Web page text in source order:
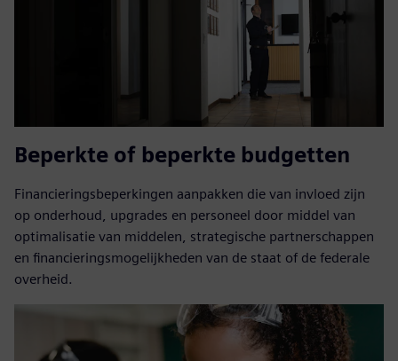
Beperkte of beperkte budgetten
Financieringsbeperkingen aanpakken die van invloed zijn
op onderhoud, upgrades en personeel door middel van
optimalisatie van middelen, strategische partnerschappen
en financieringsmogelijkheden van de staat of de federale
overheid.